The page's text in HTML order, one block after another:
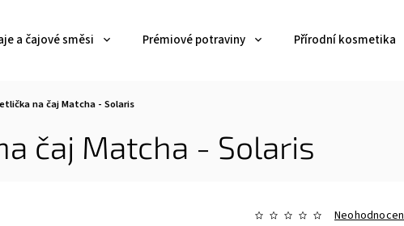
a čajové směsi Prémiové potraviny Přírodní kosmetika
na čaj Matcha - Solaris
čaj Matcha - Solaris